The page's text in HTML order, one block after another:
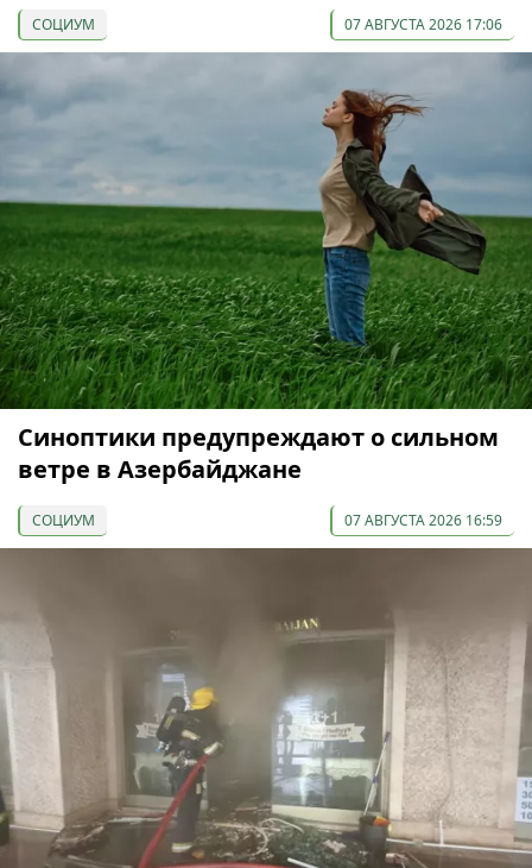
СОЦИУМ 07 АВГУСТА 2026 17:06
Синоптики предупреждают о сильном
ветре в Азербайджане
СОЦИУМ 07 АВГУСТА 2026 16:59